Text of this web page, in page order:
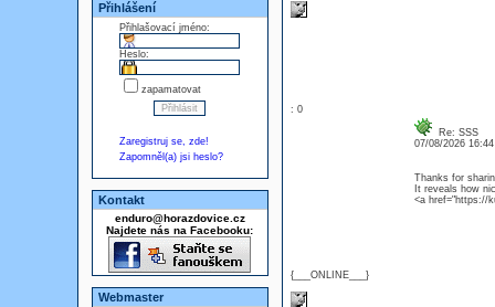
Přihlášení
Přihlašovací jméno:
Heslo:
zapamatovat
Zaregistruj se, zde!
Zapomněl(a) jsi heslo?
Kontakt
enduro@horazdovice.cz
Najdete nás na Facebooku:
Webmaster
: 0
{___ONLINE___}
Re: SSS
07/08/2026
Thanks for
It reveals how
<a href="https://